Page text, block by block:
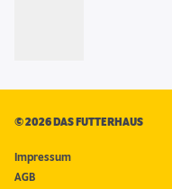
©2026 DAS FUTTERHAUS
Impressum
AGB